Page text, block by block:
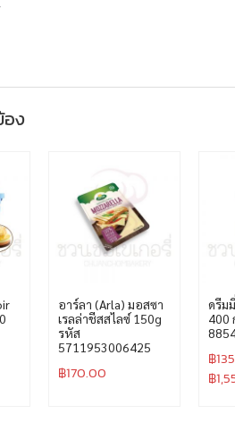
อง
อาร์ลา (Arla) มอสซา
เรลล่าชีสสไลซ์ 150g
รหัส
5711953006425
฿170.00
ดรีม
400
฿
฿